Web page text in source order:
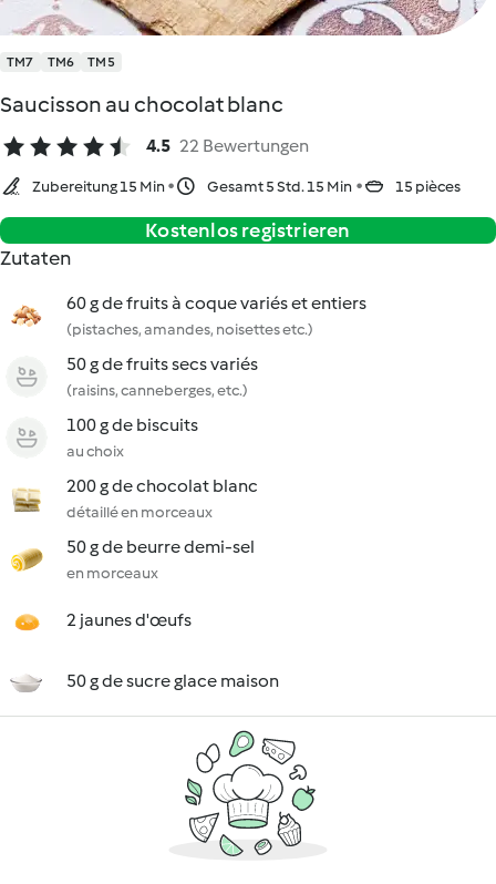
TM7 TM6 TM5
Saucisson au chocolat blanc
4.5 22 Bewertungen
Zubereitung 15 Min Gesamt 5 Std. 15 Min 15 pièces
Kostenlos registrieren
Zutaten
60 g de fruits à coque variés et entiers
(pistaches, amandes, noisettes etc.)
50 g de fruits secs variés
(raisins, canneberges, etc.)
100 g de biscuits
au choix
200 g de chocolat blanc
détaillé en morceaux
50 g de beurre demi-sel
en morceaux
2 jaunes d'œufs
50 g de sucre glace maison